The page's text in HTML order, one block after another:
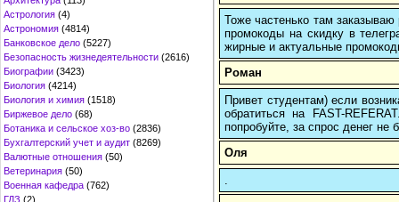
Астрология (4)
Астрономия (4814)
Банковское дело (5227)
Безопасность жизнедеятельности (2616)
Биографии (3423)
Биология (4214)
Биология и химия (1518)
Биржевое дело (68)
Ботаника и сельское хоз-во (2836)
Бухгалтерский учет и аудит (8269)
Валютные отношения (50)
Ветеринария (50)
Военная кафедра (762)
ГДЗ (2)
Тоже частенько там
промокоды на скидку в
жирные и актуальные
Роман
Привет студентам) если
обратиться на FAST-
попробуйте, за спрос денег не
Оля